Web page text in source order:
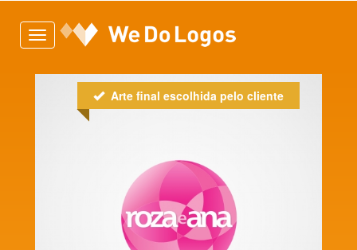
Toggle
navigation
Arte final escolhida pelo cliente